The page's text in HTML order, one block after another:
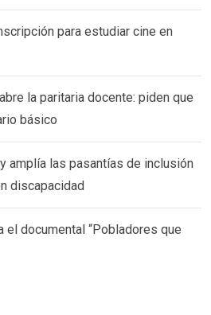
para estudiar cine en
la paritaria docente: piden que
básico
amplía las pasantías de inclusión
discapacidad
documental “Pobladores que